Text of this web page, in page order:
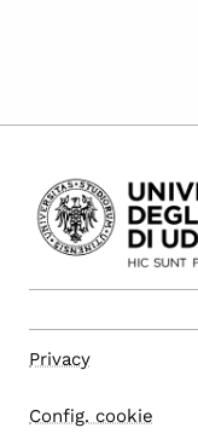
Privacy
Config. cookie